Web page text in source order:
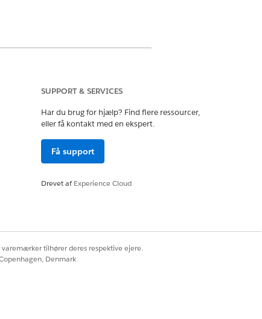
SUPPORT & SERVICES
Har du brug for hjælp? Find flere ressourcer,
eller få kontakt med en ekspert.
Få support
Drevet afExperience Cloud
tilhører deres respektive ejere.
Denmark